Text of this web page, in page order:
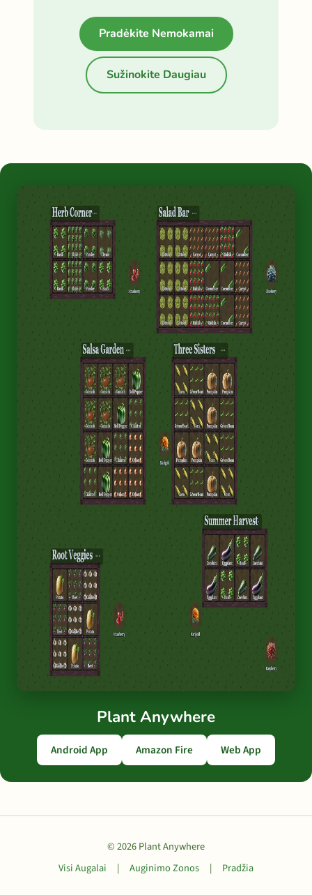
Pradėkite Nemokamai
Sužinokite Daugiau
Plant Anywhere
Android App Amazon Fire Web App
© 2026 Plant Anywhere
Visi Augalai
| Auginimo Zonos | Pradžia